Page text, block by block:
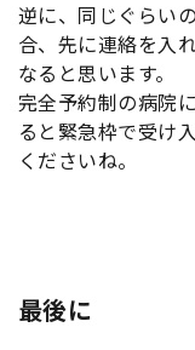
逆に、同じぐらい
合、先に連絡を入
なると思います。
完全予約制の病院
ると緊急枠で受け
くださいね。
最後に